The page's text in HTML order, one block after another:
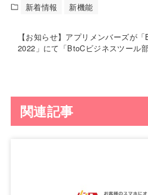
新着情報 新機能
【お知らせ】アプリメンバーズが
2022」にて「BtoCビジネスツール
関連記事